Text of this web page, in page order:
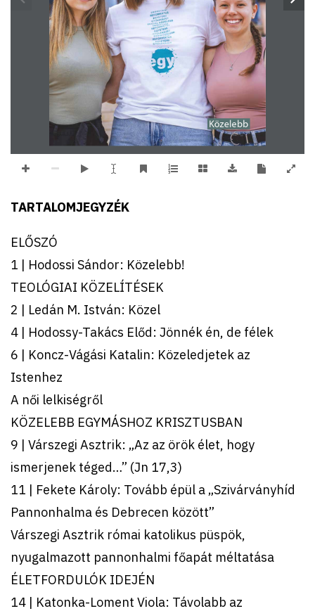
Közelebb
TARTALOMJEGYZÉK
ELŐSZÓ
1 | Hodossi Sándor: Közelebb!
TEOLÓGIAI KÖZELÍTÉSEK
2 | Ledán M. István: Közel
4 | Hodossy-Takács Előd: Jönnék én, de félek
6 | Koncz-Vágási Katalin: Közeledjetek az
Istenhez
A női lelkiségről
KÖZELEBB EGYMÁSHOZ KRISZTUSBAN
9 | Várszegi Asztrik: „Az az örök élet, hogy
ismerjenek téged…” (Jn 17,3)
11 | Fekete Károly: Tovább épül a „Szivárványhíd
Pannonhalma és Debrecen között”
Várszegi Asztrik római katolikus püspök,
nyugalmazott pannonhalmi főapát méltatása
ÉLETFORDULÓK IDEJÉN
14 | Katonka-Loment Viola: Távolabb az